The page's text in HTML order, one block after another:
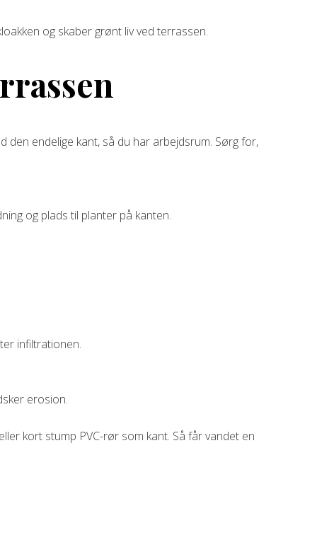
og skaber grønt liv ved terrassen.
den endelige kant, så du har arbejdsrum. Sørg for,
og plads til planter på kanten.
infiltrationen.
erosion.
kort stump PVC-rør som kant. Så får vandet en